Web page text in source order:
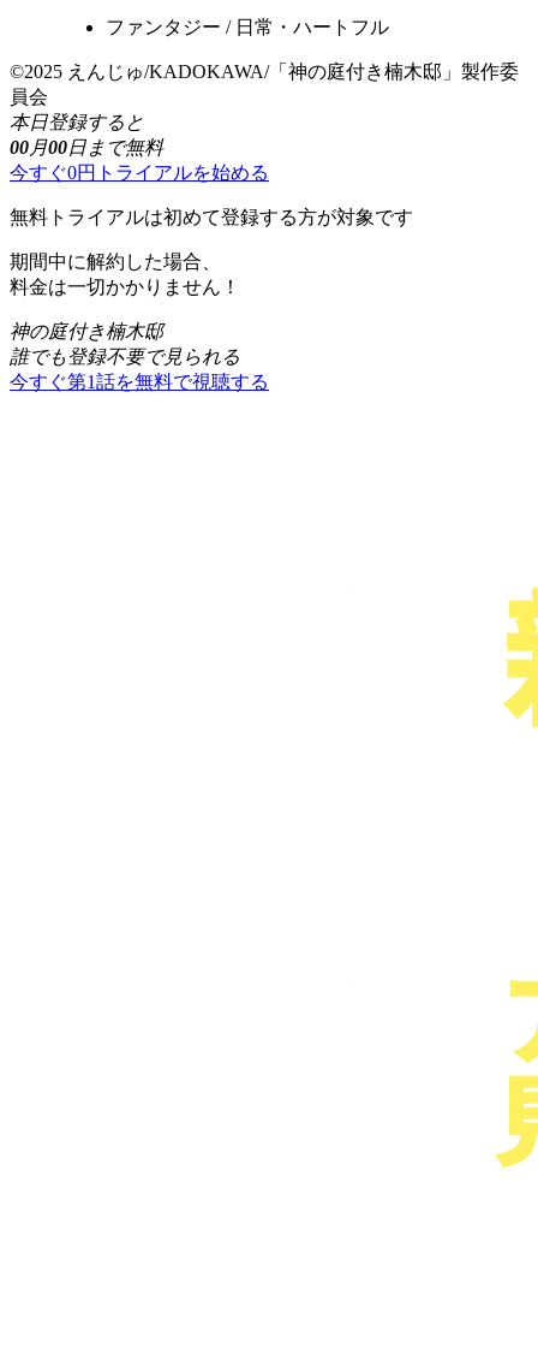
ファンタジー / 日常・ハートフル
©2025 えんじゅ/KADOKAWA/「神の庭付き楠木邸」製作委
員会
本日登録すると
00月00日まで無料
今すぐ0円トライアルを始める
無料トライアルは初めて登録する方が対象です
期間中に解約した場合、
料金は一切かかりません！
神の庭付き楠木邸
誰でも登録不要で見られる
今すぐ第1話を無料で視聴する